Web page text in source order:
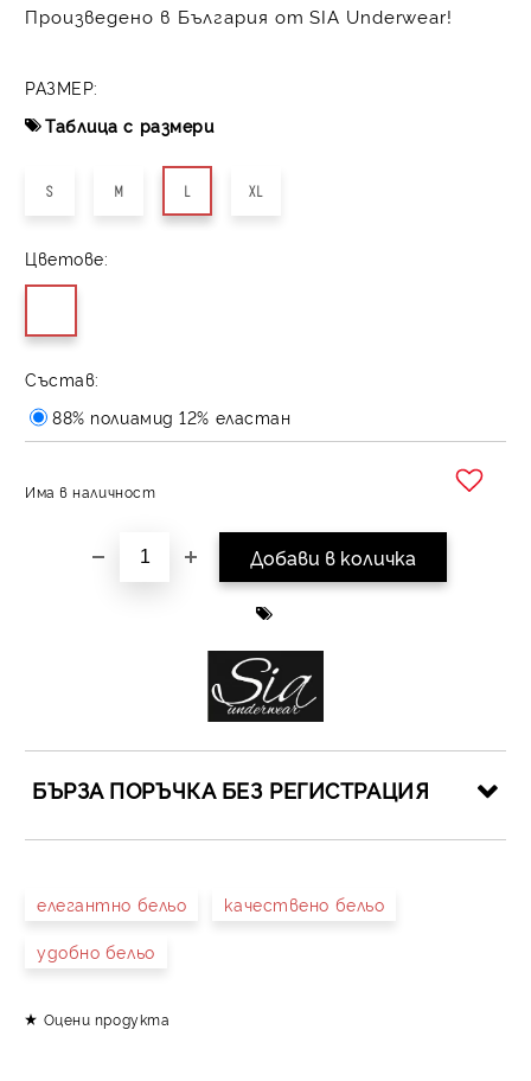
Произведено в България от SIA Underwear!
РАЗМЕР:
Таблица с размери
S M L XL
Цветове:
Състав:
88% полиамид 12% еластан
Има в наличност
БЪРЗА ПОРЪЧКА БЕЗ РЕГИСТРАЦИЯ
елегантно бельо качествено бельо
удобно бельо
Оцени продукта